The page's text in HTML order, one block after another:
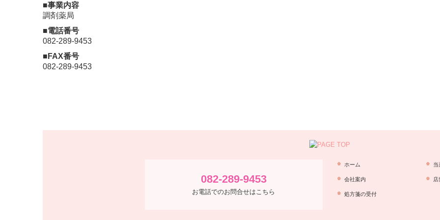
■事業内容
調剤薬局
■電話番号
082-289-9453
■FAX番号
082-289-9453
082-289-9453
お電話でのお問合せはこちら
ホーム 当
会社案内 店
処方箋の受付